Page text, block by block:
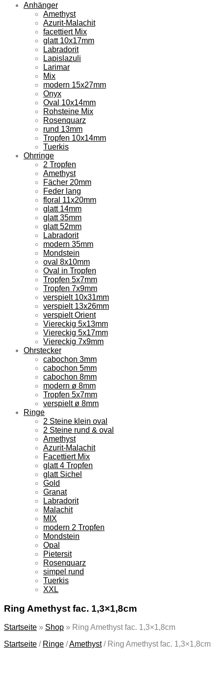
Anhänger
Amethyst
Azurit-Malachit
facettiert Mix
glatt 10x17mm
Labradorit
Lapislazuli
Larimar
Mix
modern 15x27mm
Onyx
Oval 10x14mm
Rohsteine Mix
Rosenquarz
rund 13mm
Tropfen 10x14mm
Tuerkis
Ohrringe
2 Tropfen
Amethyst
Fächer 20mm
Feder lang
floral 11x20mm
glatt 14mm
glatt 35mm
glatt 52mm
Labradorit
modern 35mm
Mondstein
oval 8x10mm
Oval in Tropfen
Tropfen 5x7mm
Tropfen 7x9mm
verspielt 10x31mm
verspielt 13x26mm
verspielt Orient
Viereckig 5x13mm
Viereckig 5x17mm
Viereckig 7x9mm
Ohrstecker
cabochon 3mm
cabochon 5mm
cabochon 8mm
modern ø 8mm
Tropfen 5x7mm
verspielt ø 8mm
Ringe
2 Steine klein oval
2 Steine rund & oval
Amethyst
Azurit-Malachit
Facettiert Mix
glatt 4 Tropfen
glatt Sichel
Gold
Granat
Labradorit
Malachit
MIX
modern 2 Tropfen
Mondstein
Opal
Pietersit
Rosenquarz
simpel rund
Tuerkis
XXL
Ring Amethyst fac. 1,3×1,8cm
Startseite » Shop » Ring Amethyst fac. 1,3×1,8cm
Startseite / Ringe /Amethyst/ Ring Amethyst fac. 1,3×1,8cm